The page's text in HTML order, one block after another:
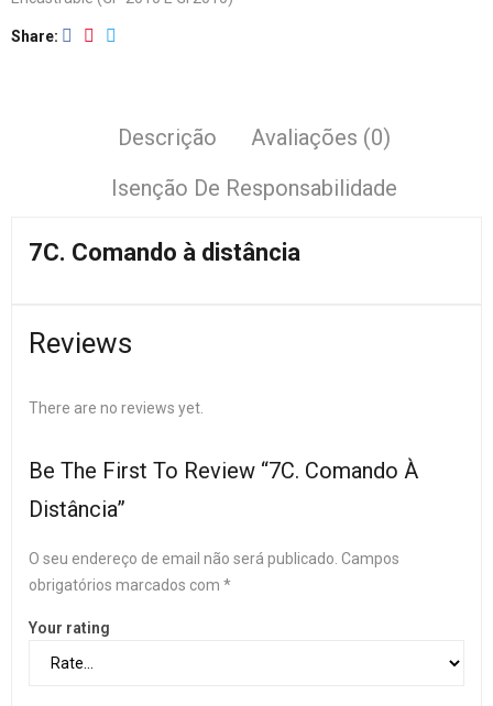
Share
Descrição
Avaliações (0)
Isenção De Responsabilidade
7C. Comando à distância
Reviews
There are no reviews yet.
Be The First To Review “7C. Comando À
Distância”
O seu endereço de email não será publicado. Campos
obrigatórios marcados com *
Your rating